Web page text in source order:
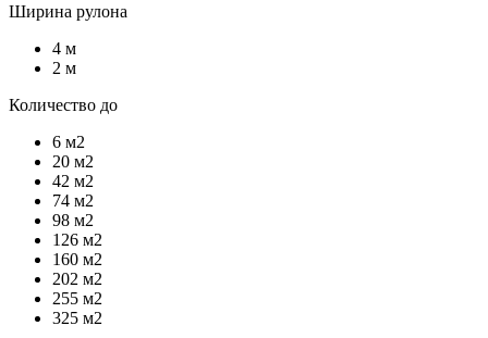
Ширина рулона
4 м
2 м
Количество до
6 м2
20 м2
42 м2
74 м2
98 м2
126 м2
160 м2
202 м2
255 м2
325 м2